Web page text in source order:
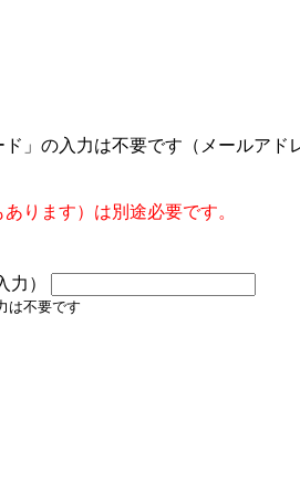
」の入力は不要です（メールアド
ります）は別途必要です。
力）
は不要です